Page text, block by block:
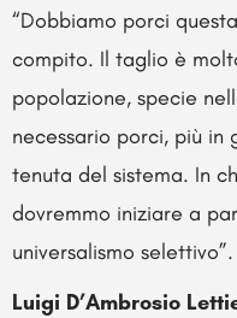
“Dobbiamo porci
compito. Il taglio è
popolazione, specie
necessario porci, più in
tenuta del sistema. In
dovremmo iniziare a
universalismo selettivo”.
Luigi D’Ambrosio